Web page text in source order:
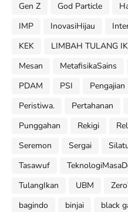
Gen Z
God Particle
IMP
InovasiHijau
KEK
LIMBAH TULANG
Mesan
MetafisikaSains
PDAM
PSI Pengajian
Peristiwa.
Pertahanan
Punggahan
Rekigi
Seremon
Sergai
Tasawuf
TulangIkan
UBM
bagindo
binjai black